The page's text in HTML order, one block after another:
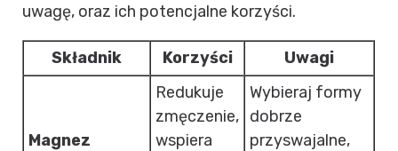
uwagę, oraz ich potencjalne korzyści.
Składnik Korzyści Uwagi
Magnez
Redukuje
zmęczenie,
wspiera
Wybieraj formy
dobrze
przyswajalne,